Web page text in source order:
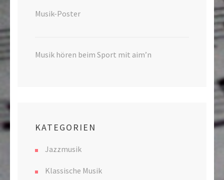
Musik-Poster
Musik hören beim Sport mit aim’n
KATEGORIEN
Jazzmusik
Klassische Musik